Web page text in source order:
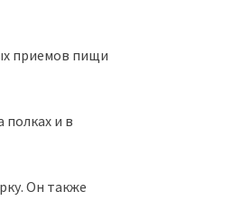
приемов пищи
и в
Он также